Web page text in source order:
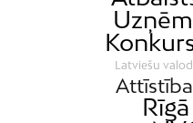
Latviešu